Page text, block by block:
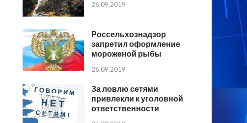
26.09.2019
Россельхознадзор
запретил оформление
мороженой рыбы
26.09.2019
За ловлю сетями
привлекли к уголовной
ответственности